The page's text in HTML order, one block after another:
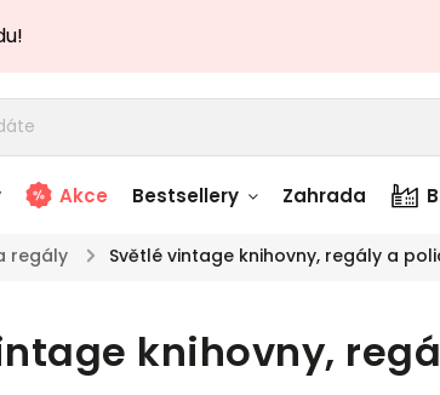
Stolky skladem
Zahradní nábytek
skladem
Akce Bestsellery Zahrada
regály / Světlé vintage knihovny, regály a
knihovny,